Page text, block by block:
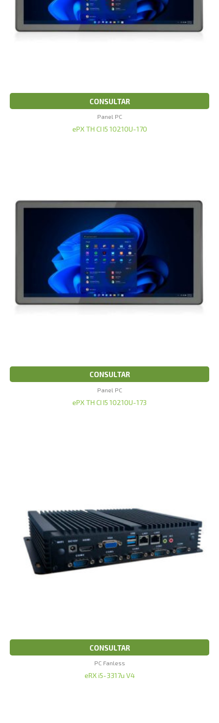
CONSULTAR
Panel PC
ePX TH CI I5 10210U-170
CONSULTAR
Panel PC
ePX TH CI I5 10210U-173
CONSULTAR
PC Fanless
eRX i5-3317u V4